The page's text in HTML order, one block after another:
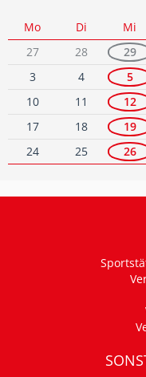
Mo Di Mi
27
28 29
3
4 5
10
11 12
17
18 19
24
25 26